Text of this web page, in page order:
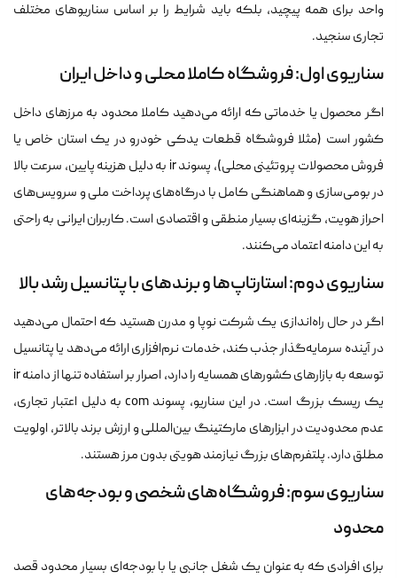
واحد برای همه پیچید، بلکه باید شرایط را بر اساس سناریوهای مختلف
تجاری سنجید.
سناریوی اول: فروشگاه کاملا محلی و داخل ایران
اگر محصول یا خدماتی که ارائه می‌دهید کاملا محدود به مرزهای داخل
کشور است (مثلا فروشگاه قطعات یدکی خودرو در یک استان خاص یا
فروش محصولات پروتئینی محلی)، پسوند ir به دلیل هزینه پایین، سرعت بالا
در بومی‌سازی و هماهنگی کامل با درگاه‌های پرداخت ملی و سرویس‌های
احراز هویت، گزینه‌ای بسیار منطقی و اقتصادی است. کاربران ایرانی به راحتی
به این دامنه اعتماد می‌کنند.
سناریوی دوم: استارتاپ‌ها و برندهای با پتانسیل رشد بالا
اگر در حال راه‌اندازی یک شرکت نوپا و مدرن هستید که احتمال می‌دهید
در آینده سرمایه‌گذار جذب کند، خدمات نرم‌افزاری ارائه می‌دهد یا پتانسیل
توسعه به بازارهای کشورهای همسایه را دارد، اصرار بر استفاده تنها از دامنه ir
یک ریسک بزرگ است. در این سناریو، پسوند com به دلیل اعتبار تجاری،
عدم محدودیت در ابزارهای مارکتینگ بین‌المللی و ارزش برند بالاتر، اولویت
مطلق دارد. پلتفرم‌های بزرگ نیازمند هویتی بدون مرز هستند.
سناریوی سوم: فروشگاه‌های شخصی و بودجه‌های
محدود
برای افرادی که به عنوان یک شغل جانبی یا با بودجه‌ای بسیار محدود قصد